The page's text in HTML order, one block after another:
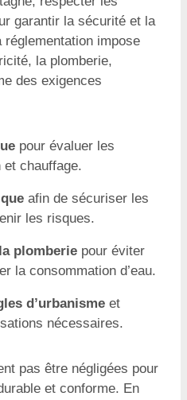
garantir la sécurité et la
impose
la plomberie,
des exigences
pour évaluer les
et chauffage.
afin de sécuriser les
les risques.
plomberie pour éviter
la consommation d’eau.
d’urbanisme et
nécessaires.
pas être négligées pour
et conforme. En